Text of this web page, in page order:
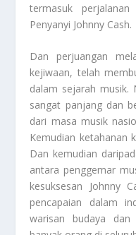
termasuk
Penyanyi Johnny Cash.
Dan perjuangan
kejiwaan, telah
dalam sejarah musik.
sangat panjang dan
dari masa musik
Kemudian ketahanan
Dan kemudian
antara penggemar
kesuksesan Johnny
pencapaian dalam
warisan budaya dan